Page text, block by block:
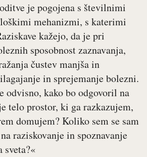
je pogojena s številnimi
mehanizmi, s katerimi
kažejo, da je pri
sposobnost zaznavanja,
čustev manjša in
in sprejemanje bolezni.
odvisno, kako bo odgovoril na
telo prostor, ki ga razkazujem,
domujem? Koliko sem se sam
raziskovanje in spoznavanje
sveta?«